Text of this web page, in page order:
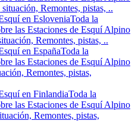
Remontes, pistas, ..
en EsloveniaToda la
las Estaciones de Esquí Alpino
Remontes, pistas, ..
en EspañaToda la
las Estaciones de Esquí Alpino
Remontes, pistas,
en FinlandiaToda la
las Estaciones de Esquí Alpino
Remontes, pistas,